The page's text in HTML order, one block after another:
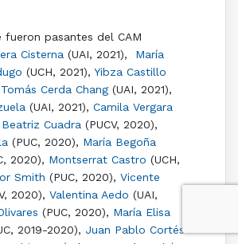
fueron pasantes del CAM
Cisterna(UAI, 2021), María
(UCH, 2021), Yibza Castillo
Tomás Cerda Chang(UAI, 2021),
(UAI, 2021), Camila Vergara
Beatriz Cuadra(PUCV, 2020),
(PUC, 2020), María Begoña
2020), Montserrat Castro (UCH,
Smith (PUC, 2020), Vicente
2020), Valentina Aedo (UAI,
(PUC, 2020), María Elisa
2019-2020), Juan Pablo Cortés